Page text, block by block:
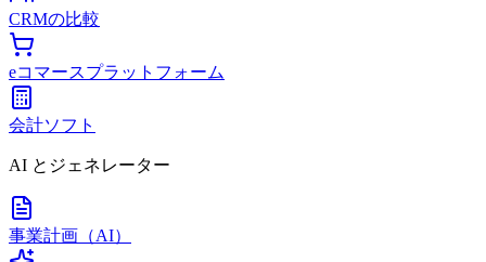
CRMの比較
eコマースプラットフォーム
会計ソフト
AI とジェネレーター
事業計画（AI）